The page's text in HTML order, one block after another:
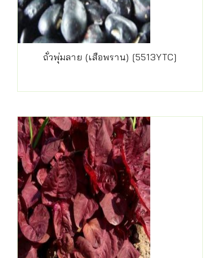
ถั่วพุ่มลาย (เสือพราน) [5513YTC]